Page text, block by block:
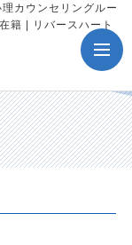
カウンセリングルー
籍 | リバースハート
toggle